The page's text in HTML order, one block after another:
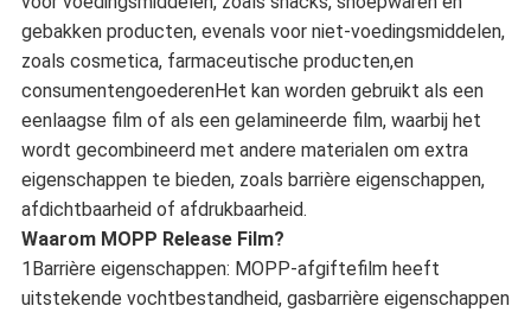
gebakken producten, evenals voor niet-voedingsmiddelen,
zoals cosmetica, farmaceutische producten,en
consumentengoederenHet kan worden gebruikt als een
eenlaagse film of als een gelamineerde film, waarbij het
wordt gecombineerd met andere materialen om extra
eigenschappen te bieden, zoals barrière eigenschappen,
afdichtbaarheid of afdrukbaarheid.
Waarom MOPP Release Film?
1Barrière eigenschappen: MOPP-afgiftefilm heeft
uitstekende vochtbestandheid, gasbarrière eigenschappen